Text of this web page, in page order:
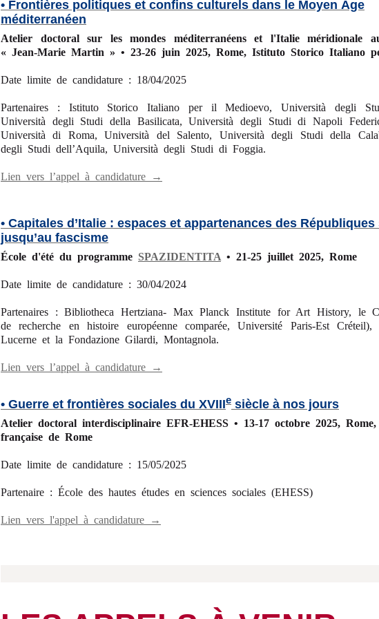
• Frontières politiques et confins culturels dans le Moyen Âge
méditerranéen
Atelier doctoral sur les mondes méditerranéens et l'Italie méridionale
« Jean-Marie Martin » • 23-26 juin 2025, Rome, Istituto Storico Italiano
Date limite de candidature : 18/04/2025
Partenaires : Istituto Storico Italiano per il Medioevo, Università degli
Università degli Studi della Basilicata, Università degli Studi di Napoli
Università di Roma, Università del Salento, Università degli Studi della
degli Studi dell’Aquila, Università degli Studi di Foggia.
Lien vers l’appel à candidature →
• Capitales d’Italie : espaces et appartenances des
jusqu’au fascisme
École d'été du programme SPAZIDENTITA• 21-25 juillet 2025, Rome
Date limite de candidature : 30/04/2024
Partenaires : Bibliotheca Hertziana- Max Planck Institute for Art History, le
de recherche en histoire européenne comparée, Université Paris-Est Créteil),
Lucerne et la Fondazione Gilardi, Montagnola.
Lien vers l’appel à candidature →
• Guerre et frontières sociales du XVIIIe siècle à nos jours
Atelier doctoral interdisciplinaire EFR-EHESS • 13-17 octobre 2025,
française de Rome
Date limite de candidature : 15/05/2025
Partenaire : École des hautes études en sciences sociales (EHESS)
Lien vers l'appel à candidature →